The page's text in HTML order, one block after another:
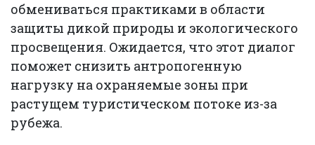
обмениваться практиками в области
защиты дикой природы и экологического
просвещения. Ожидается, что этот диалог
поможет снизить антропогенную
нагрузку на охраняемые зоны при
растущем туристическом потоке из-за
рубежа.